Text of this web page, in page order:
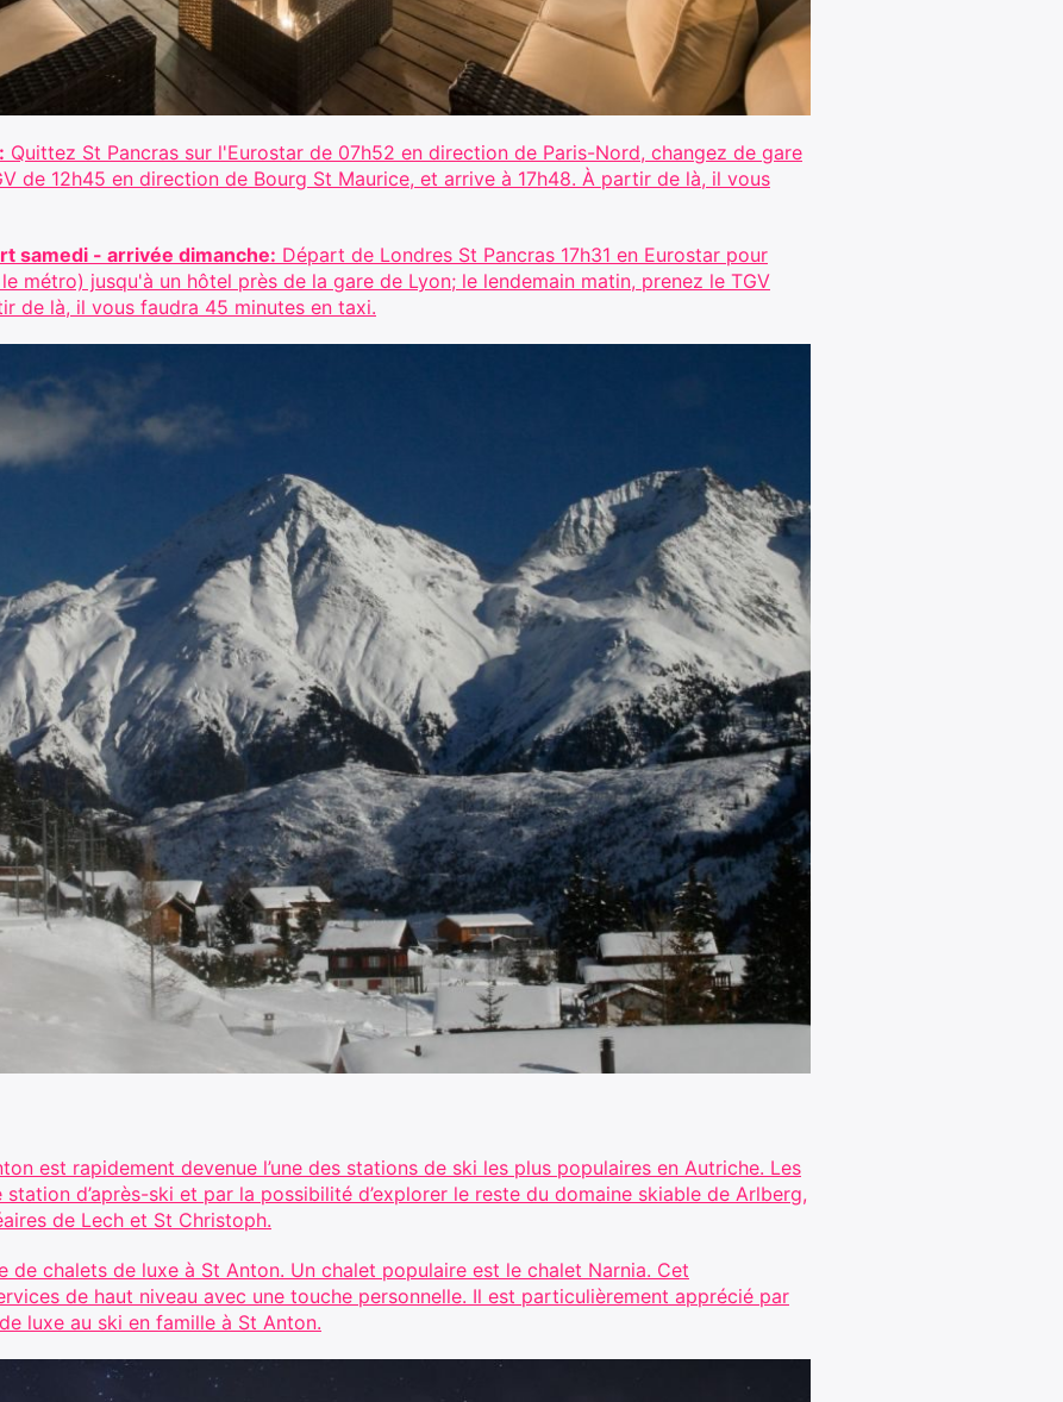
Quittez St Pancras sur l'Eurostar de 07h52 en direction de Paris-Nord, changez de gare
de 12h45 en direction de Bourg St Maurice, et arrive à 17h48. À partir de là, il vous
samedi - arrivée dimanche: Départ de Londres St Pancras 17h31 en Eurostar pour
métro) jusqu'à un hôtel près de la gare de Lyon; le lendemain matin, prenez le TGV
de là, il vous faudra 45 minutes en taxi.
est rapidement devenue l’une des stations de ski les plus populaires en Autriche. Les
d’après-ski et par la possibilité d’explorer le reste du domaine skiable de Arlberg,
de Lech et St Christoph.
de chalets de luxe à St Anton. Un chalet populaire est le chalet Narnia. Cet
de haut niveau avec une touche personnelle. Il est particulièrement apprécié par
luxe au ski en famille à St Anton.